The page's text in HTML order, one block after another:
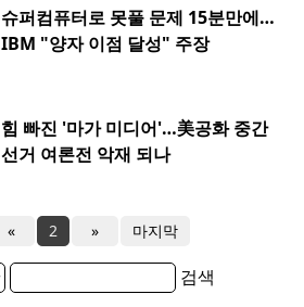
슈퍼컴퓨터로 못풀 문제 15분만에…
IBM "양자 이점 달성" 주장
힘 빠진 '마가 미디어'…美공화 중간
선거 여론전 악재 되나
« 2 » 마지막
검색